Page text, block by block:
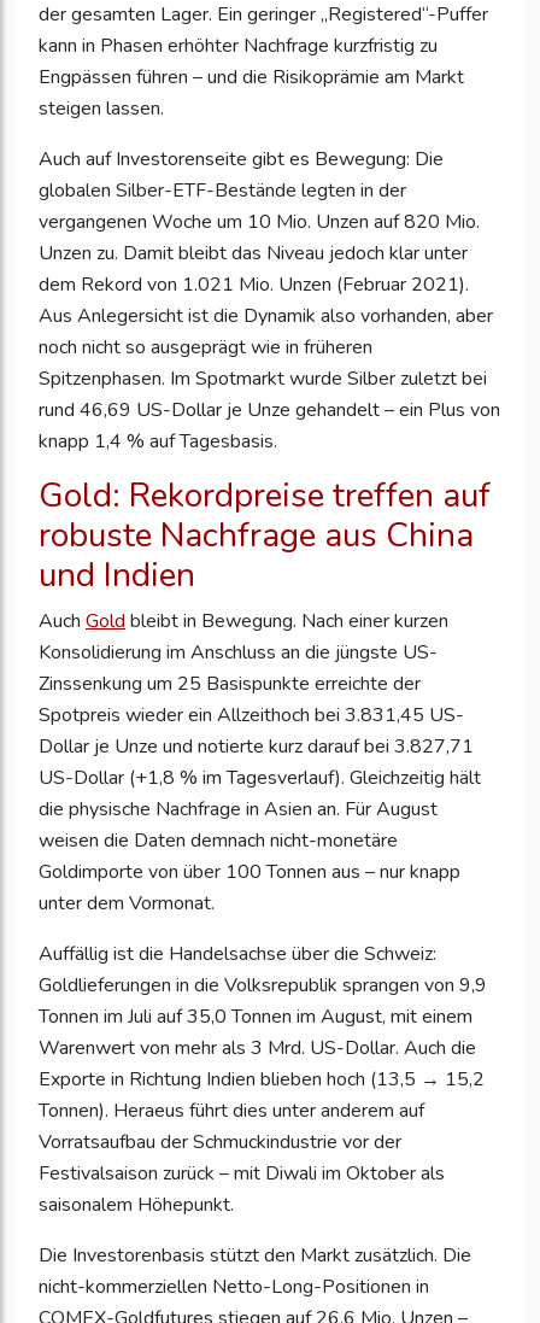
der gesamten Lager. Ein geringer „Registered“-Puffer
kann in Phasen erhöhter Nachfrage kurzfristig zu
Engpässen führen – und die Risikoprämie am Markt
steigen lassen.
Auch auf Investorenseite gibt es Bewegung: Die
globalen Silber-ETF-Bestände legten in der
vergangenen Woche um 10 Mio. Unzen auf 820 Mio.
Unzen zu. Damit bleibt das Niveau jedoch klar unter
dem Rekord von 1.021 Mio. Unzen (Februar 2021).
Aus Anlegersicht ist die Dynamik also vorhanden, aber
noch nicht so ausgeprägt wie in früheren
Spitzenphasen. Im Spotmarkt wurde Silber zuletzt bei
rund 46,69 US-Dollar je Unze gehandelt – ein Plus von
knapp 1,4 % auf Tagesbasis.
Gold: Rekordpreise treffen auf
robuste Nachfrage aus China
und Indien
Auch Gold bleibt in Bewegung. Nach einer kurzen
Konsolidierung im Anschluss an die jüngste US-
Zinssenkung um 25 Basispunkte erreichte der
Spotpreis wieder ein Allzeithoch bei 3.831,45 US-
Dollar je Unze und notierte kurz darauf bei 3.827,71
US-Dollar (+1,8 % im Tagesverlauf). Gleichzeitig hält
die physische Nachfrage in Asien an. Für August
weisen die Daten demnach nicht-monetäre
Goldimporte von über 100 Tonnen aus – nur knapp
unter dem Vormonat.
Auffällig ist die Handelsachse über die Schweiz:
Goldlieferungen in die Volksrepublik sprangen von 9,9
Tonnen im Juli auf 35,0 Tonnen im August, mit einem
Warenwert von mehr als 3 Mrd. US-Dollar. Auch die
Exporte in Richtung Indien blieben hoch (13,5 → 15,2
Tonnen). Heraeus führt dies unter anderem auf
Vorratsaufbau der Schmuckindustrie vor der
Festivalsaison zurück – mit Diwali im Oktober als
saisonalem Höhepunkt.
Die Investorenbasis stützt den Markt zusätzlich. Die
nicht-kommerziellen Netto-Long-Positionen in